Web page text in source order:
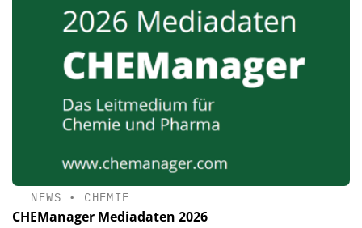
NEWS • CHEMIE
CHEManager Mediadaten 2026